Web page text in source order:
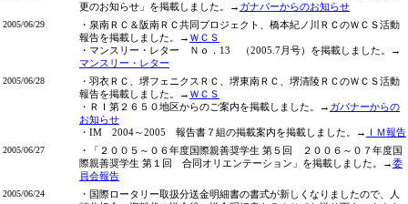
更のお知らせ」を掲載しました。→ ガナバーからのお知らせ
2005/06/29
・泉南ＲＣ＆阪南ＲＣ共同プロジェクト、橋本紀ノ川ＲＣのＷＣＳ活動
報告を掲載しました。→ ＷＣＳ
・マンスリー・レター Ｎｏ．13 （2005.7月号）を掲載しました。→
マンスリー・レター
2005/06/28
・羽衣ＲＣ、堺フェニクスＲＣ、堺東南ＲＣ、堺清陵ＲＣのＷＣＳ活動
報告を掲載しました。→ ＷＣＳ
・ＲＩ第２６５０地区からのご案内を掲載しました。→ ガバナーからの
お知らせ
・IM 2004～2005 報告書７組の掲載案内を掲載しました。→ ＩＭ報告
2005/06/27
・「２００５～０６年度国際親善奨学生 第５回 ２００６～０７年度国
際親善奨学生 第１回 合同オリエンテーション」を掲載しました。→委
員会報告
2005/06/24
・国際ロータリー取扱分送金明細書の書式が新しくなりましたので、人